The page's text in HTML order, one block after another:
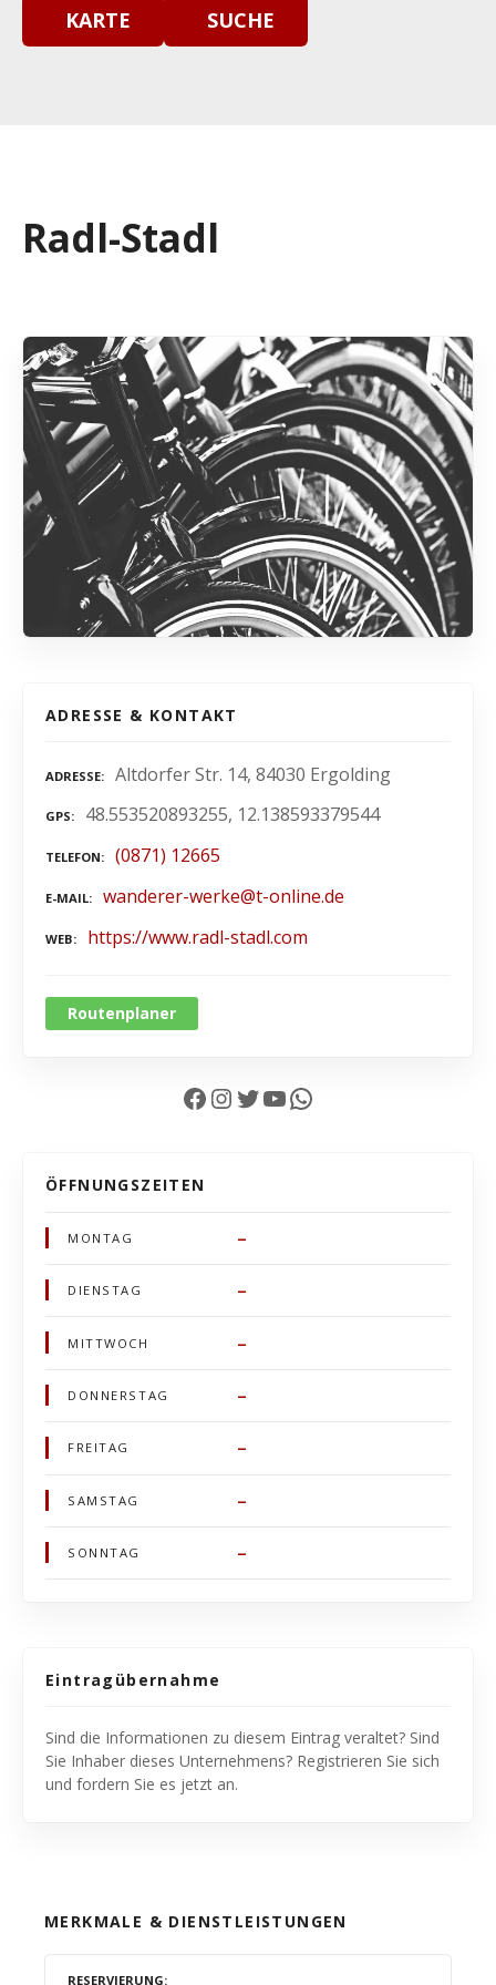
KARTE SUCHE
Radl-Stadl
ADRESSE & KONTAKT
ADRESSE Altdorfer Str. 14, 84030 Ergolding
GPS 48.553520893255, 12.138593379544
TELEFON (0871) 12665
E-MAIL wanderer-werke@t-online.de
WEB https://www.radl-stadl.com
Routenplaner
Facebook InstagramTwitter YouTube WhatsApp
ÖFFNUNGSZEITEN
MONTAG –
DIENSTAG –
MITTWOCH –
DONNERSTAG –
FREITAG –
SAMSTAG –
SONNTAG –
Eintragübernahme
Sind die Informationen zu diesem Eintrag veraltet? Sind
Sie Inhaber dieses Unternehmens? Registrieren Sie sich
und fordern Sie es jetzt an.
MERKMALE & DIENSTLEISTUNGEN
RESERVIERUNG